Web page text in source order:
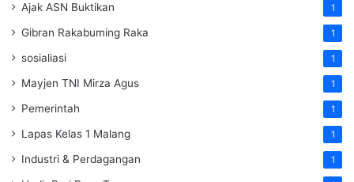
Ajak ASN Buktikan 1
Gibran Rakabuming Raka 1
sosialiasi 1
Mayjen TNI Mirza Agus 1
Pemerintah 1
Lapas Kelas 1 Malang 1
Industri & Perdagangan 1